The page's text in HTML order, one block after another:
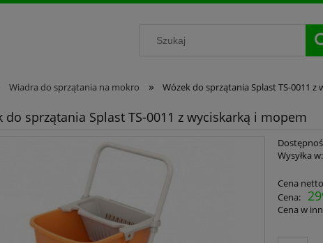
Wiadra do sprzątania na mokro » Wózek do sprzątania Splast TS-0011 z
do sprzątania Splast TS-0011 z wyciskarką i mopem
Wysyłka w:
Cena
Cena:
Cena w